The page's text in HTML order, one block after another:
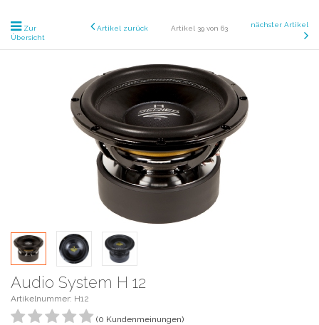
Zur
Übersicht
Artikel zurück Artikel 39 von 63 nächster Artikel
Audio System H 12
Artikelnummer: H12
(0 Kundenmeinungen)